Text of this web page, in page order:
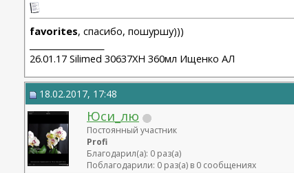
favorites, спасибо, пошуршу)))
26.01.17 Silimed 30637XH 360мл Ищенко АЛ
18.02.2017, 17:48
Юси_лю
Постоянный участник
Profi
Благодарил(а): 0 раз(а)
Поблагодарили: 0 раз(а) в 0 сообщениях